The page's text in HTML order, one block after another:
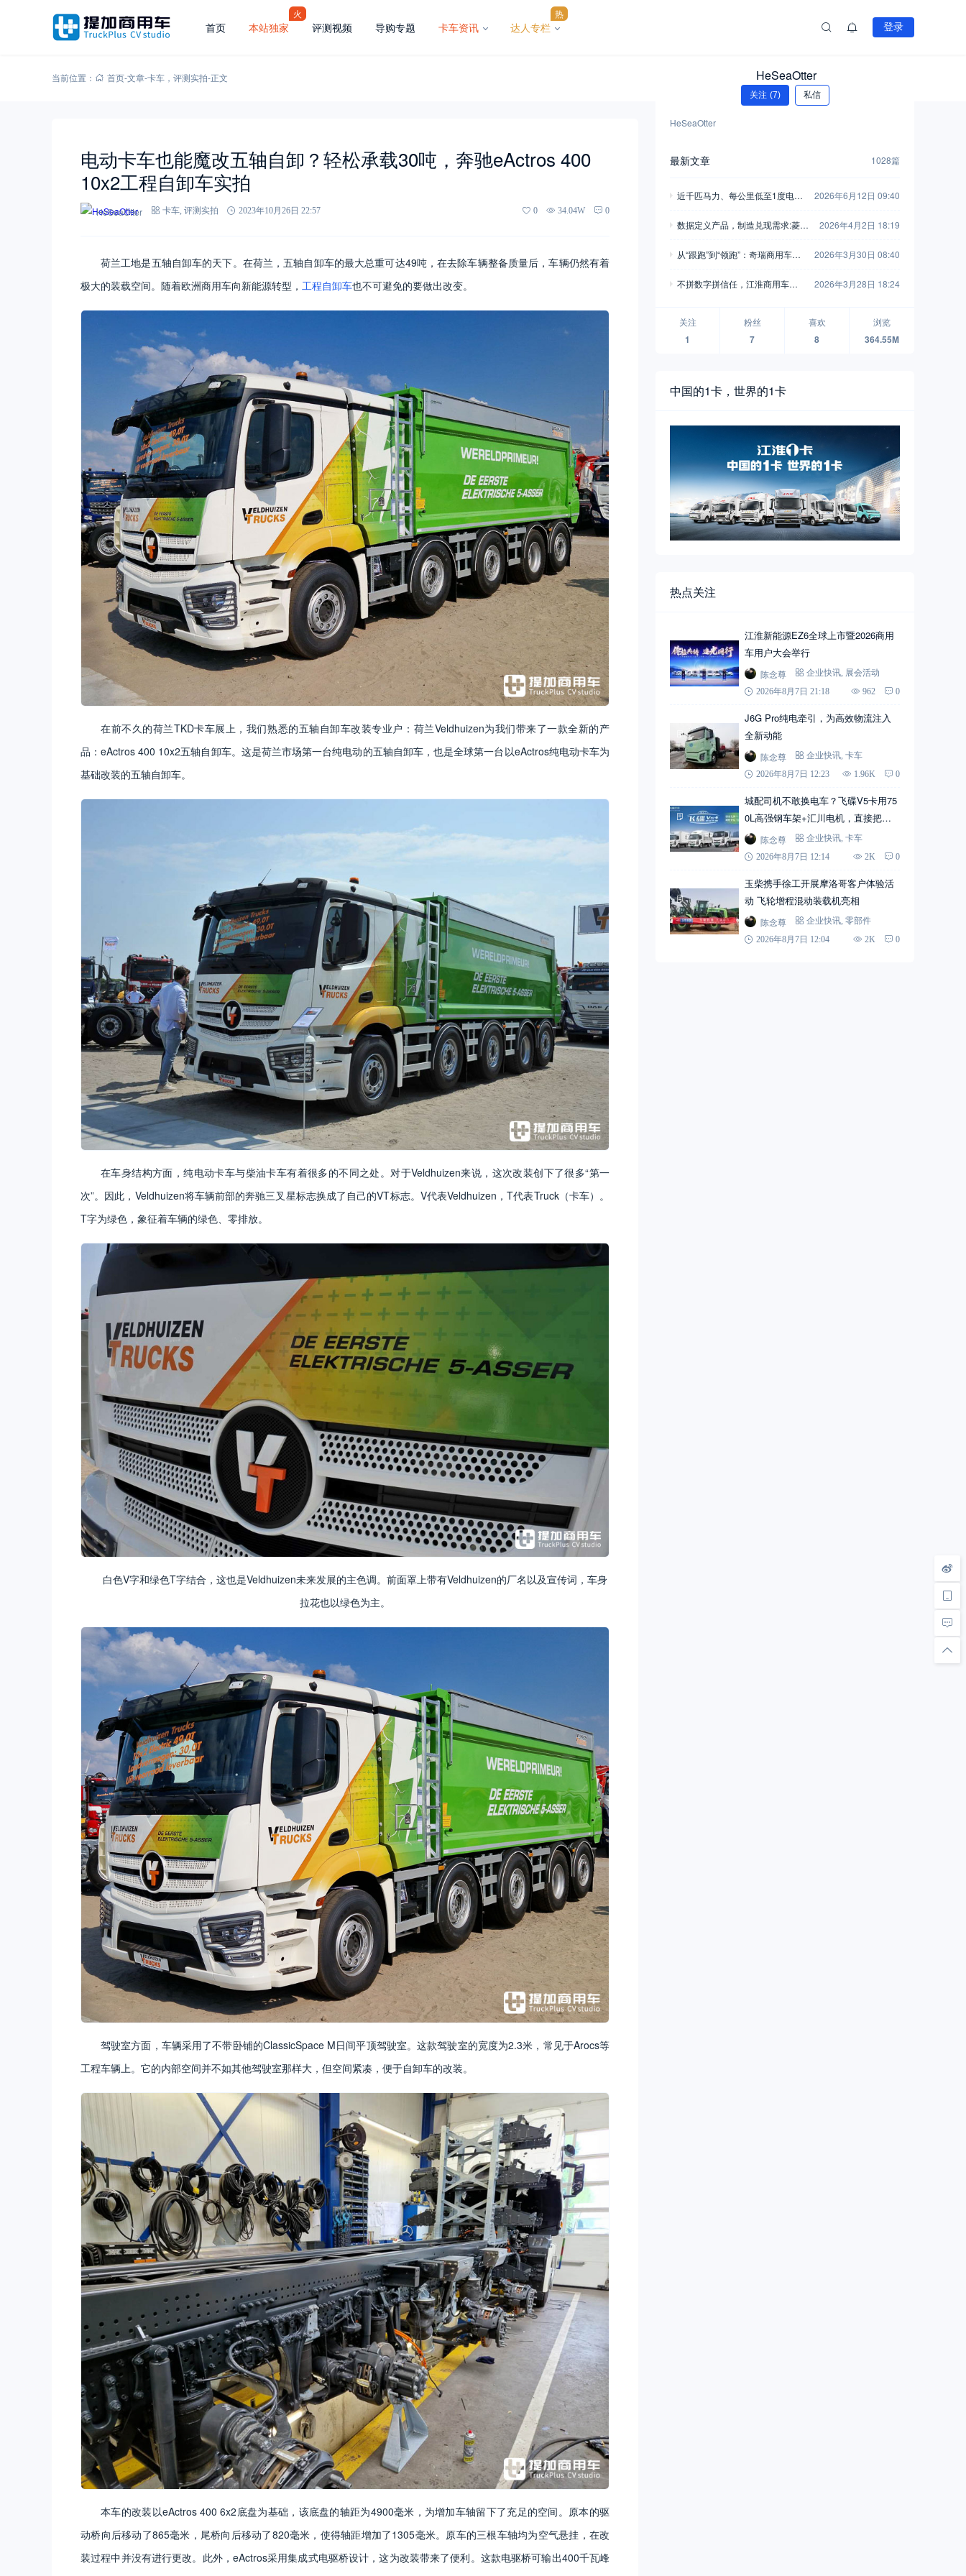
首页 本站独家
火
评测视频 导购专题 卡车资讯 达人专栏
热
登录
当前位置： 首页-文章-卡车 ， 评测实拍-正文
电动卡车也能魔改五轴自卸？轻松承载30吨，奔驰eActros 400
10x2工程自卸车实拍
HeSeaOtter 卡车 评测实拍 2023年10月26日 22:57 0 34.04W 0
荷兰工地是五轴自卸车的天下。在荷兰，五轴自卸车的最大总重可达49吨，在去除车辆整备质量后，车辆仍然有着
极大的装载空间。随着欧洲商用车向新能源转型， 工程自卸车也不可避免的要做出改变。
在前不久的荷兰TKD卡车展上，我们熟悉的五轴自卸车改装专业户：荷兰Veldhuizen为我们带来了一款全新的产
品：eActros 400 10x2五轴自卸车。这是荷兰市场第一台纯电动的五轴自卸车，也是全球第一台以eActros纯电动卡车为
基础改装的五轴自卸车。
在车身结构方面，纯电动卡车与柴油卡车有着很多的不同之处。对于Veldhuizen来说，这次改装创下了很多“第一
次”。因此，Veldhuizen将车辆前部的奔驰三叉星标志换成了自己的VT标志。V代表Veldhuizen，T代表Truck（卡车）。
T字为绿色，象征着车辆的绿色、零排放。
白色V字和绿色T字结合，这也是Veldhuizen未来发展的主色调。前面罩上带有Veldhuizen的厂名以及宣传词，车身
拉花也以绿色为主。
驾驶室方面，车辆采用了不带卧铺的ClassicSpace M日间平顶驾驶室。这款驾驶室的宽度为2.3米，常见于Arocs等
工程车辆上。它的内部空间并不如其他驾驶室那样大，但空间紧凑，便于自卸车的改装。
本车的改装以eActros 400 6x2底盘为基础，该底盘的轴距为4900毫米，为增加车轴留下了充足的空间。原本的驱
动桥向后移动了865毫米，尾桥向后移动了820毫米，使得轴距增加了1305毫米。原车的三根车轴均为空气悬挂，在改
装过程中并没有进行更改。此外，eActros采用集成式电驱桥设计，这为改装带来了便利。这款电驱桥可输出400千瓦峰
HeSeaOtter
关注 (7) 私信
HeSeaOtter
最新文章 1028篇
近千匹马力、每公里低至1度电！
2026年6月12日 09:40
数据定义产品，制造兑现需求:菱势
2026年4月2日 18:19
从“跟跑”到“领跑”：奇瑞商用车以F
2026年3月30日 08:40
不拼数字拼信任，江淮商用车用6
2026年3月28日 18:24
关注
1
粉丝
7
喜欢
8
浏览
364.55M
中国的1卡，世界的1卡
热点关注
江淮新能源EZ6全球上市暨2026商用
车用户大会举行
陈念尊 企业快讯
展会活动
2026年8月7日 21:18
962 0
J6G Pro纯电牵引，为高效物流注入
全新动能
陈念尊 企业快讯 卡车
2026年8月7日 12:23
1.96K 0
城配司机不敢换电车？飞碟V5卡用75
0L高强钢车架+汇川电机，直接把信
心拉满陈念尊 企业快讯 卡车
2026年8月7日 12:14
2K 0
玉柴携手徐工开展摩洛哥客户体验活
动 飞轮增程混动装载机亮相
陈念尊 企业快讯 零部件
2026年8月7日 12:04
2K 0